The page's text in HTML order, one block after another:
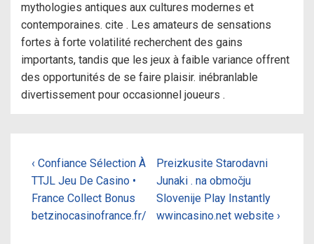
mythologies antiques aux cultures modernes et
contemporaines. cite . Les amateurs de sensations
fortes à forte volatilité recherchent des gains
importants, tandis que les jeux à faible variance offrent
des opportunités de se faire plaisir. inébranlable
divertissement pour occasionnel joueurs .
Post
navigation
Previous
Post
is
‹ Confiance Sélection À
TTJL Jeu De Casino •
France Collect Bonus
betzinocasinofrance.fr/
Next
Post
is
Preizkusite Starodavni
Junaki . na območju
Slovenije Play Instantly
wwincasino.net website ›